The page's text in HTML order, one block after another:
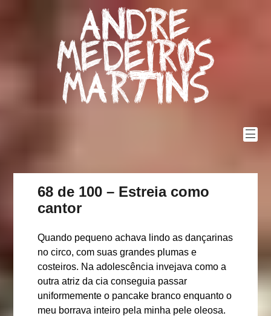
Andre
Medeiros
Martins
68 de 100 – Estreia como
cantor
Quando pequeno achava lindo as dançarinas
no circo, com suas grandes plumas e
costeiros. Na adolescência invejava como a
outra atriz da cia conseguia passar
uniformemente o pancake branco enquanto o
meu borrava inteiro pela minha pele oleosa.